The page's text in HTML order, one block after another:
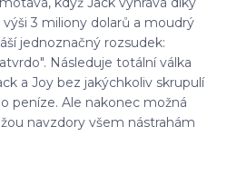
3 miliony dolarů a moudrý
jednoznačný rozsudek:
Následuje totální válka
a Joy bez jakýchkoliv skrupulí
peníze. Ale nakonec možná
navzdory všem nástrahám